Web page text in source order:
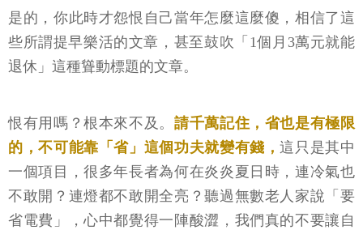
是的，你此時才怨恨自己當年怎麼這麼傻，相信了這
些所謂提早樂活的文章，甚至鼓吹「1個月3萬元就能
退休」這種聳動標題的文章。
恨有用嗎？根本來不及。 請千萬記住，省也是有極限
的，不可能靠「省」這個功夫就變有錢，這只是其中
一個項目，很多年長者為何在炎炎夏日時，連冷氣也
不敢開？連燈都不敢開全亮？聽過無數老人家說「要
省電費」，心中都覺得一陣酸澀，我們真的不要讓自